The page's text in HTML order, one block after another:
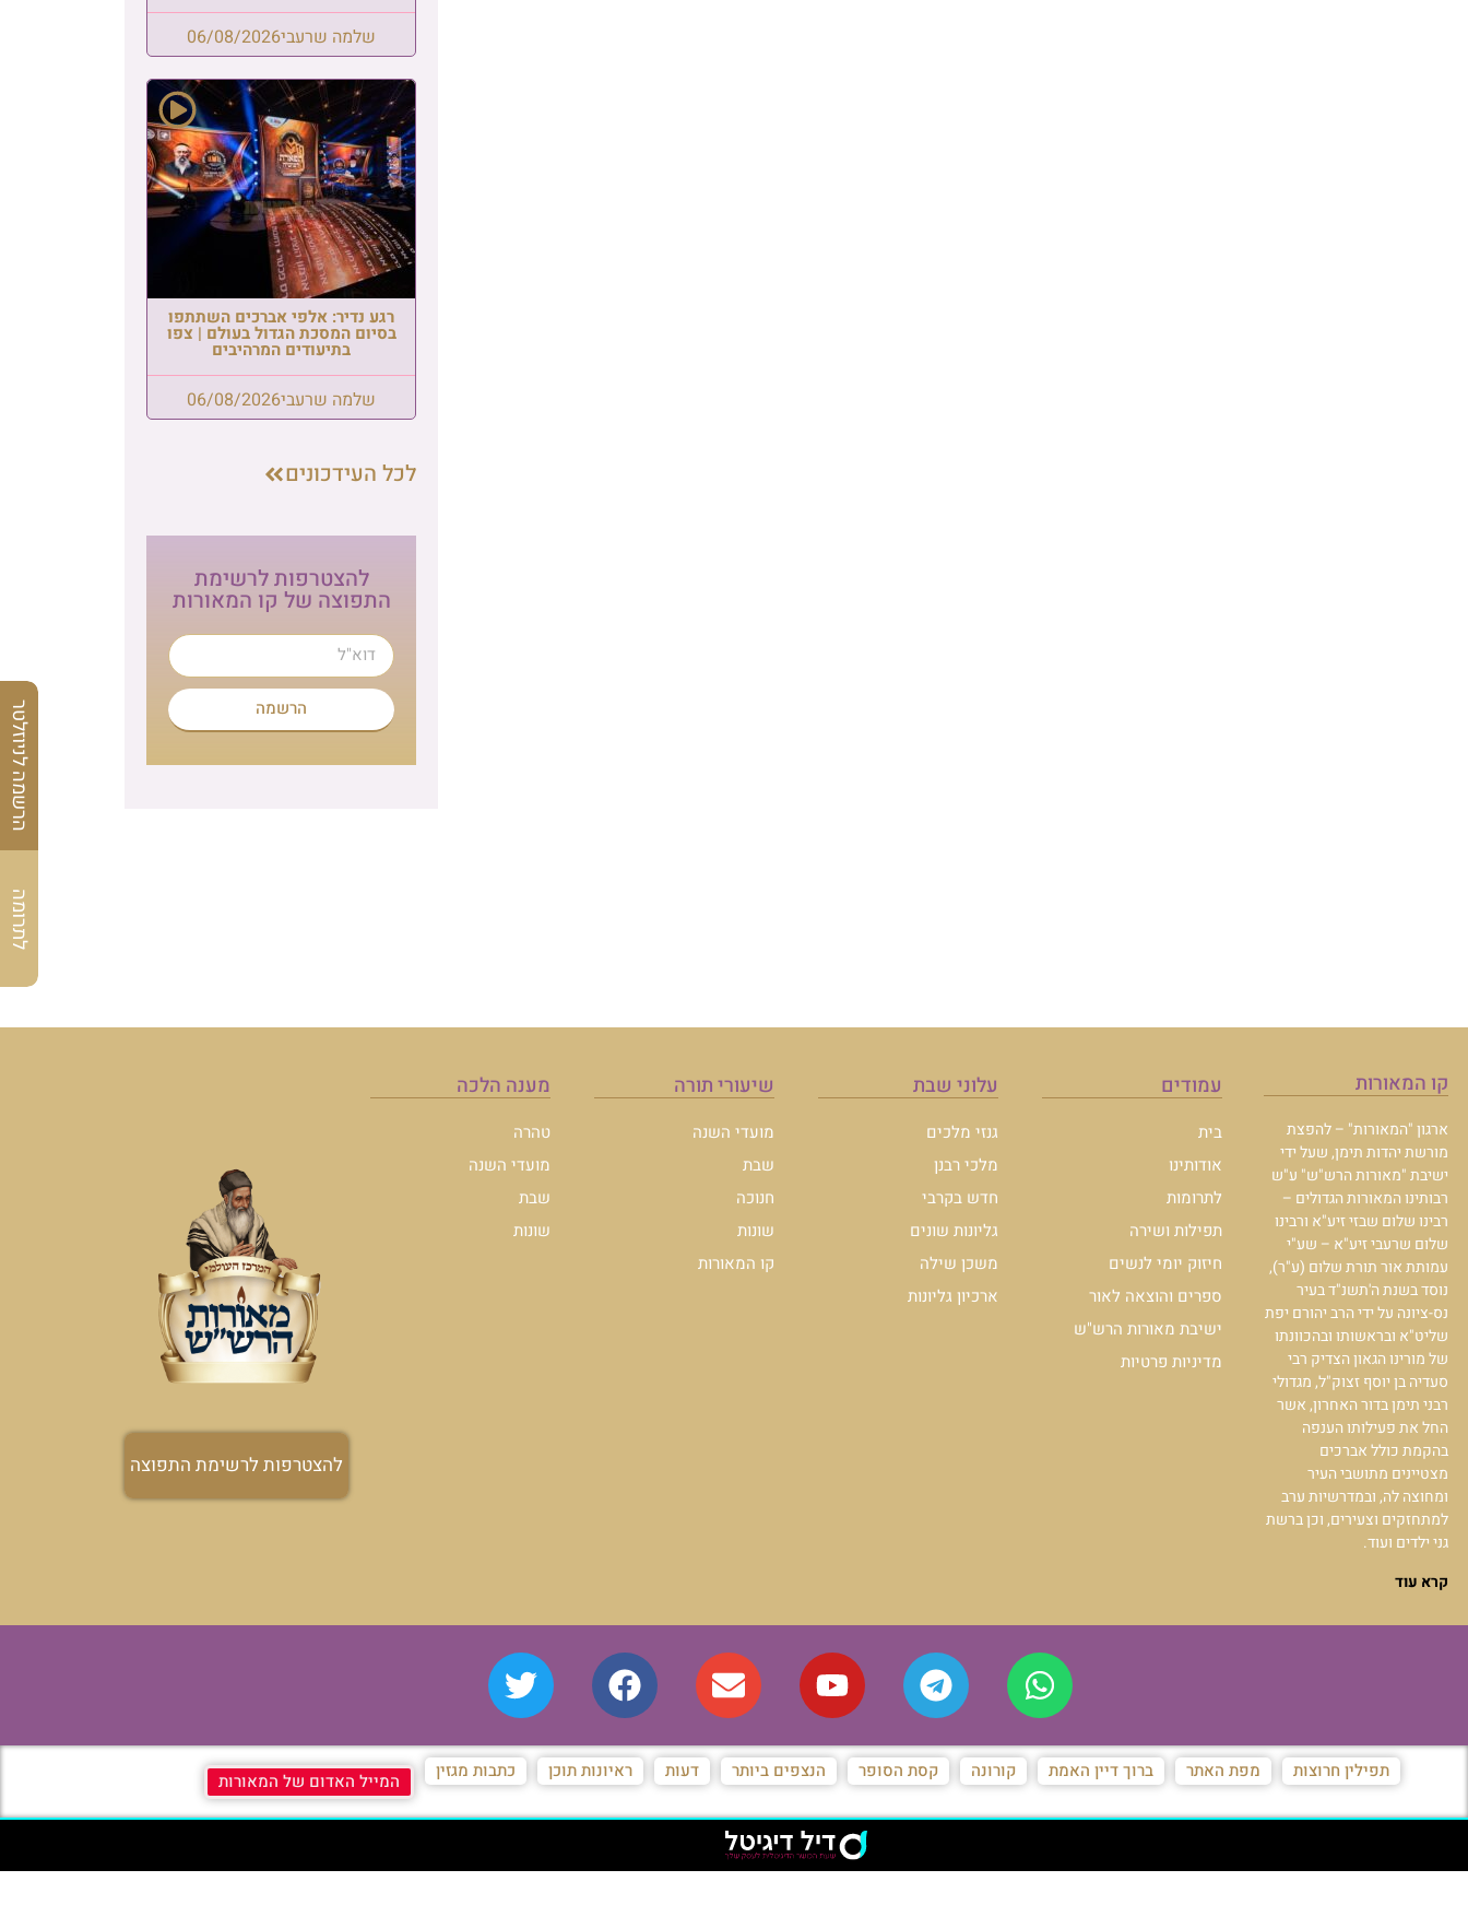
שלמה שרעבי06/08/2026
רגע נדיר: אלפי אברכים השתתפו
בסיום המסכת הגדול בעולם | צפו
בתיעודים המרהיבים
שלמה שרעבי06/08/2026
לכל העידכונים
להצטרפות לרשימת
התפוצה של קו המאורות
הרשמה
קו המאורות
ארגון "המאורות" – להפצת
מורשת יהדות תימן, שעל ידי
ישיבת "מאורות הרש"ש" ע"ש
רבותינו המאורות הגדולים –
רבינו שלום שבזי זיע"א ורבינו
שלום שרעבי זיע"א – שע"י
עמותת אור תורת שלום (ע"ר),
נוסד בשנת ה'תשנ"ד בעיר
נס-ציונה על ידי הרב יהורם יפת
שליט"א ובראשותו ובהכוונתו
של מורינו הגאון הצדיק רבי
סעדיה בן יוסף זצוק"ל, מגדולי
רבני תימן בדור האחרון, אשר
החל את פעילותו הענפה
בהקמת כולל אברכים
מצטיינים מתושבי העיר
ומחוצה לה, ובמדרשיות ערב
למתחזקים וצעירים, וכן ברשת
גני ילדים ועוד.
קרא עוד
עמודים
בית
אודותינו
לתרומות
תפילות ושירה
חיזוק יומי לנשים
ספרים והוצאה לאור
ישיבת מאורות הרש"ש
מדיניות פרטיות
עלוני שבת
גנזי מלכים
מלכי רבנן
חדש בקרבי
גליונות שונים
משכן שילה
ארכיון גליונות
שיעורי תורה
מועדי השנה
שבת
חנוכה
שונות
קו המאורות
מענה הלכה
טהרה
מועדי השנה
שבת
שונות
להצטרפות לרשימת התפוצה
הרשמה לניוזלטר
לתרומה
תפילין חרוצות מפת האתר ברוך דיין האמת קורונה קסת הסופר הנצפים ביותר דעות ראיונות תוכן כתבות מגזין המייל האדום של המאורות